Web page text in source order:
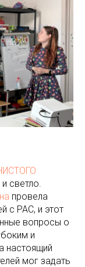
светло.
провела
с РАС, и этот
вопросы о
и
настоящий
мог задать